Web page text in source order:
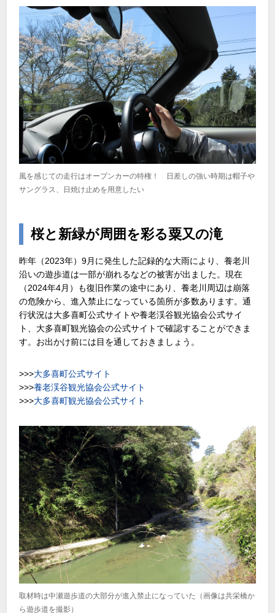
風を感じての走行はオープンカーの特権！ 日差しの強い時期は帽子や
サングラス、日焼け止めを用意したい
桜と新緑が周囲を彩る粟又の滝
昨年（2023年）9月に発生した記録的な大雨により、養老川
沿いの遊歩道は一部が崩れるなどの被害が出ました。現在
（2024年4月）も復旧作業の途中にあり、養老川周辺は崩落
の危険から、進入禁止になっている箇所が多数あります。通
行状況は大多喜町公式サイトや養老渓谷観光協会公式サイ
ト、大多喜町観光協会の公式サイトで確認することができま
す。お出かけ前には目を通しておきましょう。
>>>大多喜町公式サイト
>>>養老渓谷観光協会公式サイト
>>>大多喜町観光協会公式サイト
取材時は中瀬遊歩道の大部分が進入禁止になっていた（画像は共栄橋か
ら遊歩道を撮影）